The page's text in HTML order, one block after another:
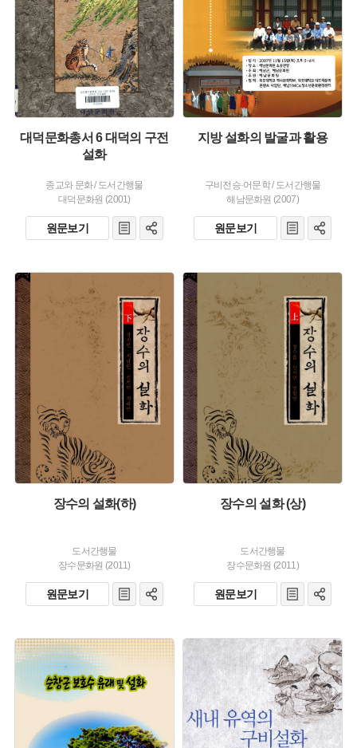
대덕문화총서 6 대덕의 구전
설화
종교와 문화/ 도서간행물
대덕문화원 (2001)
원문보기
지방 설화의 발굴과 활용
구비전승·어문학/ 도서간행물
해남문화원 (2007)
원문보기
유형 :
발행 :
생산 :
장수의 설화(하)
도서간행물
장수문화원 (2011)
원문보기
유형 :
발행 :
생산 :
장수의 설화 (상)
도서간행물
장수문화원 (2011)
원문보기
유형 :
발행 :
발행 :
생산 :